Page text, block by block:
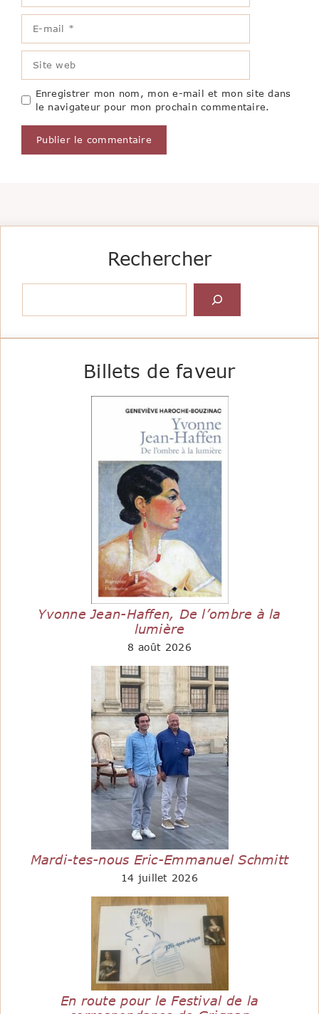
mail
web
Enregistrer mon nom, mon e-mail et mon site dans
le navigateur pour mon prochain commentaire.
Rechercher
Billets de faveur
Yvonne Jean-Haffen, De l’ombre à la
lumière
8 août 2026
Mardi-tes-nous Eric-Emmanuel Schmitt
14 juillet 2026
En route pour le Festival de la